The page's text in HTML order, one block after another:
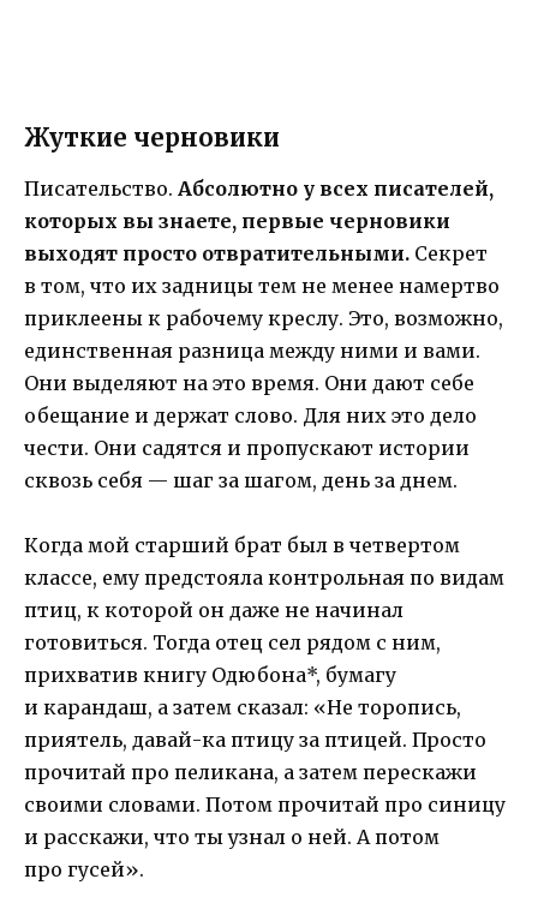
Жуткие черновики
Писательство. Абсолютно у всех писателей,
которых вы знаете, первые черновики
выходят просто отвратительными. Секрет
в том, что их задницы тем не менее намертво
приклеены к рабочему креслу. Это, возможно,
единственная разница между ними и вами.
Они выделяют на это время. Они дают себе
обещание и держат слово. Для них это дело
чести. Они садятся и пропускают истории
сквозь себя — шаг за шагом, день за днем.
Когда мой старший брат был в четвертом
классе, ему предстояла контрольная по видам
птиц, к которой он даже не начинал
готовиться. Тогда отец сел рядом с ним,
прихватив книгу Одюбона*, бумагу
и карандаш, а затем сказал: «Не торопись,
приятель, давай-ка птицу за птицей. Просто
прочитай про пеликана, а затем перескажи
своими словами. Потом прочитай про синицу
и расскажи, что ты узнал о ней. А потом
про гусей».